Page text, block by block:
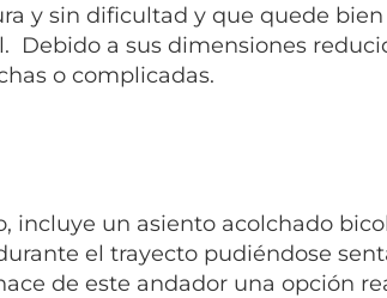
y sin dificultad y que quede
Debido a sus dimensiones
o complicadas.
incluye un asiento acolchado
el trayecto pudiéndose
de este andador una opción